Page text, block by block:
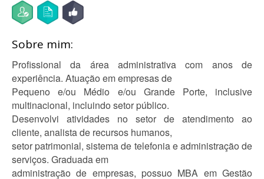
Sobre mim:
Profissional da área administrativa com anos de
experiência. Atuação em empresas de
Pequeno e/ou Médio e/ou Grande Porte, inclusive
multinacional, incluindo setor público.
Desenvolvi atividades no setor de atendimento ao
cliente, analista de recursos humanos,
setor patrimonial, sistema de telefonia e administração de
serviços. Graduada em
administração de empresas, possuo MBA em Gestão